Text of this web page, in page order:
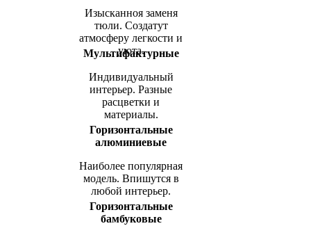
Изысканноя заменя
тюли. Создатут
атмосферу легкости и
уюта.
Мультифактурные
Индивидуальный
интерьер. Разные
расцветки и
материалы.
Горизонтальные
алюминиевые
Наиболее популярная
модель. Впишутся в
любой интерьер.
Горизонтальные
бамбуковые